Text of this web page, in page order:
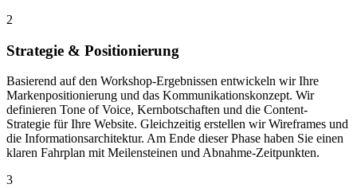
2
Strategie & Positionierung
Basierend auf den Workshop-Ergebnissen entwickeln wir Ihre
Markenpositionierung und das Kommunikationskonzept. Wir
definieren Tone of Voice, Kernbotschaften und die Content-
Strategie für Ihre Website. Gleichzeitig erstellen wir Wireframes und
die Informationsarchitektur. Am Ende dieser Phase haben Sie einen
klaren Fahrplan mit Meilensteinen und Abnahme-Zeitpunkten.
3